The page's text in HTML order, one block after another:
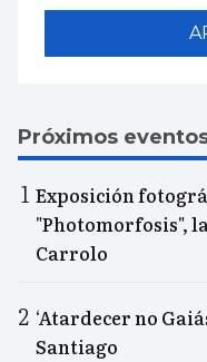
Próximos
Exposición
"Photomorfosis",
Carrolo
‘Atardecer no
Santiago